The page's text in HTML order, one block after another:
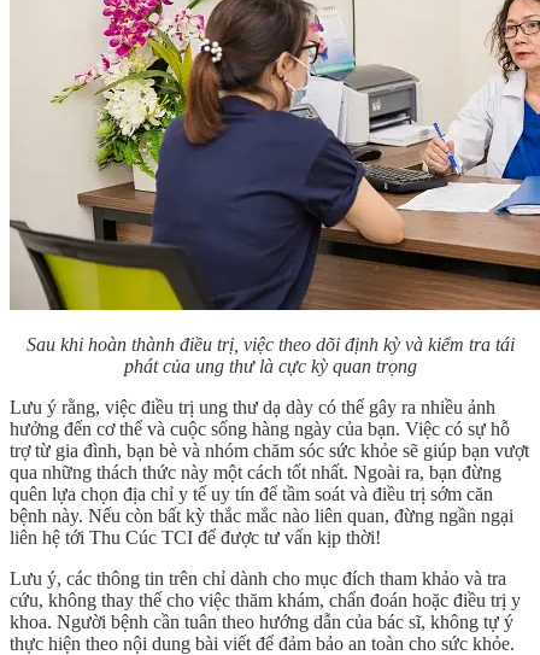
Sau khi hoàn thành điều trị, việc theo dõi định kỳ và kiểm tra tái
phát của ung thư là cực kỳ quan trọng
Lưu ý rằng, việc điều trị ung thư dạ dày có thể gây ra nhiều ảnh
hưởng đến cơ thể và cuộc sống hàng ngày của bạn. Việc có sự hỗ
trợ từ gia đình, bạn bè và nhóm chăm sóc sức khỏe sẽ giúp bạn vượt
qua những thách thức này một cách tốt nhất. Ngoài ra, bạn đừng
quên lựa chọn địa chỉ y tế uy tín để tầm soát và điều trị sớm căn
bệnh này. Nếu còn bất kỳ thắc mắc nào liên quan, đừng ngần ngại
liên hệ tới Thu Cúc TCI để được tư vấn kịp thời!
Lưu ý, các thông tin trên chỉ dành cho mục đích tham khảo và tra
cứu, không thay thế cho việc thăm khám, chẩn đoán hoặc điều trị y
khoa. Người bệnh cần tuân theo hướng dẫn của bác sĩ, không tự ý
thực hiện theo nội dung bài viết để đảm bảo an toàn cho sức khỏe.